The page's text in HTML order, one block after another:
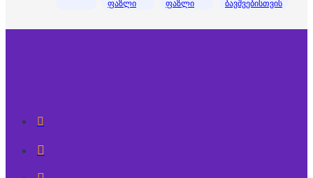
ფაზლი
ფაზლი
ბავშვებისთვის